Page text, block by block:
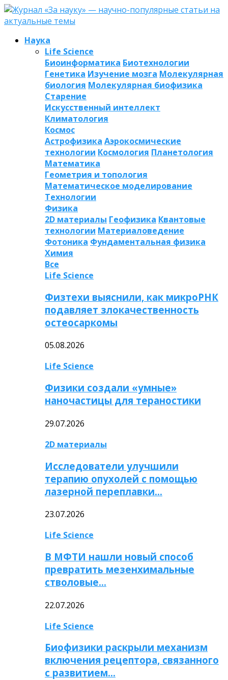
Наука
Life Science
Биоинформатика Биотехнологии
Генетика Изучение мозга Молекулярная
биология Молекулярная биофизика
Старение
Искусственный интеллект
Климатология
Космос
Астрофизика Аэрокосмические
технологии Космология Планетология
Математика
Геометрия и топология
Математическое моделирование
Технологии
Физика
2D материалы Геофизика Квантовые
технологии Материаловедение
Фотоника Фундаментальная физика
Химия
Все
Life Science
Физтехи выяснили, как микроРНК
подавляет злокачественность
остеосаркомы
05.08.2026
Life Science
Физики создали «умные»
наночастицы для тераностики
29.07.2026
2D материалы
Исследователи улучшили
терапию опухолей с помощью
лазерной переплавки…
23.07.2026
Life Science
В МФТИ нашли новый способ
превратить мезенхимальные
стволовые…
22.07.2026
Life Science
Биофизики раскрыли механизм
включения рецептора, связанного
с развитием…